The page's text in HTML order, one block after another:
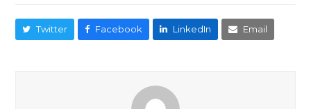
Twitter Facebook LinkedIn Email